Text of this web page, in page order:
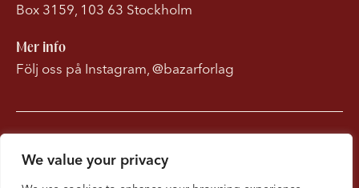
We value your privacy
Box 3159, 103 63 Stockholm
Mer info
Följ oss på Instagram, @bazarforlag
Om Bonnierförlagen
Cookies